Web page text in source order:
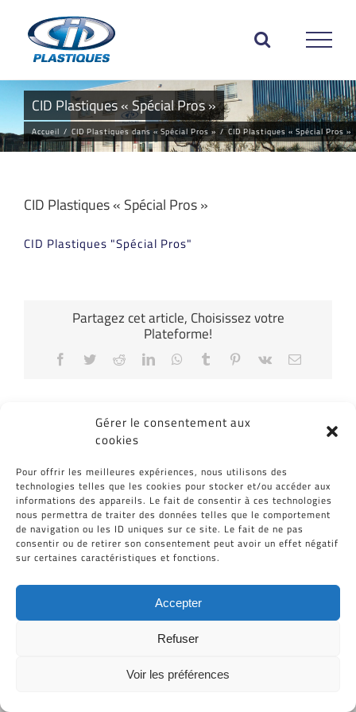
Gérer le consentement aux
cookies
Pour offrir les meilleures expériences, nous utilisons des
technologies telles que les cookies pour stocker et/ou accéder aux
informations des appareils. Le fait de consentir à ces technologies
nous permettra de traiter des données telles que le comportement
de navigation ou les ID uniques sur ce site. Le fait de ne pas
consentir ou de retirer son consentement peut avoir un effet négatif
sur certaines caractéristiques et fonctions.
Accepter
Refuser
Voir les préférences
contenu
CID Plastiques « Spécial Pros »
Accueil / CID Plastiques dans « Spécial Pros » / CID Plastiques « Spécial Pros »
CID Plastiques « Spécial Pros »
CID Plastiques "Spécial Pros"
Partagez cet article, Choisissez votre
Plateforme!
Facebook
TwitterReddit LinkedInWhatsApp
TumblrPinterest
Vk
Tous Droits Réservés © Cid-Plastiques 2020 - 2026 |
Création de site : Grafibox.fr